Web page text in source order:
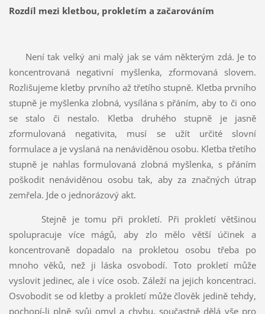
Rozdíl mezi kletbou, prokletím a začarováním
Není tak velký ani malý jak se vám některým zdá. Je to
koncentrovaná negativní myšlenka, zformovaná slovem.
Rozlišujeme kletby prvního až třetího stupně. Kletba prvního
stupně je myšlenka zlobná, vysílána s přáním, aby to či ono
se stalo či nestalo. Kletba druhého stupně je jasně
zformulovaná negativita, musí se užít určité slovní
formulace a je vyslaná na nenáviděnou osobu. Kletba třetího
stupně je nahlas formulovaná zlobná myšlenka, s přáním
poškodit nenáviděnou osobu tak, aby za značných útrap
zemřela. Jde o jednorázový akt.
Stejně je tomu při prokletí. Při prokletí většinou
spolupracuje více mágů, aby zlo mělo větší účinek a
koncentrovaně dopadalo na prokletou osobu třeba po
mnoho věků, než ji láska osvobodí. Toto prokletí může
vyslovit jedinec, ale i více osob. Záleží na jejich koncentraci.
Osvobodit se od kletby a prokletí může člověk jedině tehdy,
pochopí-li plně svůj omyl a chybu, součastně dělá vše pro